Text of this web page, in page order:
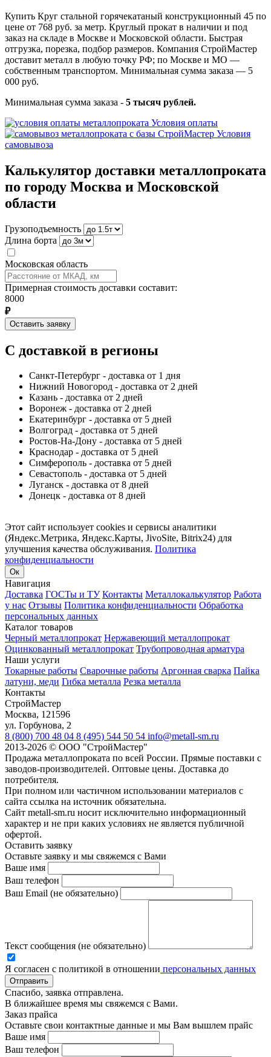
Купить Круг стальной горячекатаный конструкционный 45 по
цене от 768 руб. за метр. Круглый прокат в наличии и под
заказ на складе в Москве и Московской области. Быстрая
отгрузка, порезка, подбор размеров. Компания СтройМастер
доставит металл в любую точку РФ; по Москве и МО —
собственным транспортом. Минимальная сумма заказа — 5
000 руб.
Минимальная сумма заказа - 5 тысяч рублей.
Условия оплаты
Условия
самовывоза
Калькулятор доставки металлопроката
по городу Москва и Московской
области
Грузоподъемность
Длина борта
Московская область
Примерная стоимость доставки составит:
8000
₽
Оставить заявку
С доставкой в регионы
Санкт-Петербург - доставка от 1 дня
Нижний Новогород - доставка от 2 дней
Казань - доставка от 2 дней
Воронеж - доставка от 2 дней
Екатеринбург - доставка от 5 дней
Волгоград - доставка от 5 дней
Ростов-На-Дону - доставка от 5 дней
Краснодар - доставка от 5 дней
Симферополь - доставка от 5 дней
Севастополь - доставка от 5 дней
Луганск - доставка от 8 дней
Донецк - доставка от 8 дней
Этот сайт использует cookies и сервисы аналитики
(Яндекс.Метрика, Яндекс.Карты, JivoSite, Bitrix24) для
улучшения качества обслуживания. Политика
конфиденциальности
Ок
Навигация
Доставка ГОСТы и ТУ Контакты Металлокалькулятор Работа
у нас Отзывы Политика конфиденциальности Обработка
персональных данных
Каталог товаров
Черный металлопрокат Нержавеющий металлопрокат
Оцинкованный металлопрокат Трубопроводная арматура
Наши услуги
Токарные работы Сварочные работы Аргонная сварка Пайка
латуни, меди Гибка металла Резка металла
Контакты
СтройМастер
Москва, 121596
ул. Горбунова, 2
8 (800) 700 48 04 8 (495) 544 50 54 info@metall-sm.ru
2013-2026 © ООО "СтройМастер"
Продажа металлопроката по всей России. Прямые поставки с
заводов-производителей. Оптовые цены. Доставка до
потребителя.
При полном или частичном использовании материалов с
сайта ссылка на источник обязательна.
Сайт metall-sm.ru носит исключительно информационный
характер и не при каких условиях не является публичной
офертой.
Оставить заявку
Оставьте заявку и мы свяжемся с Вами
Ваше имя
Ваш телефон
Ваш Email (не обязательно)
Текст сообщения (не обязательно)
Я согласен с политикой в отношении персональных данных
Отправить
Спасибо, заявка отправлена.
В ближайшее время мы свяжемся с Вами.
Заказ прайса
Оставьте свои контактные данные и мы Вам вышлем прайс
Ваше имя
Ваш телефон